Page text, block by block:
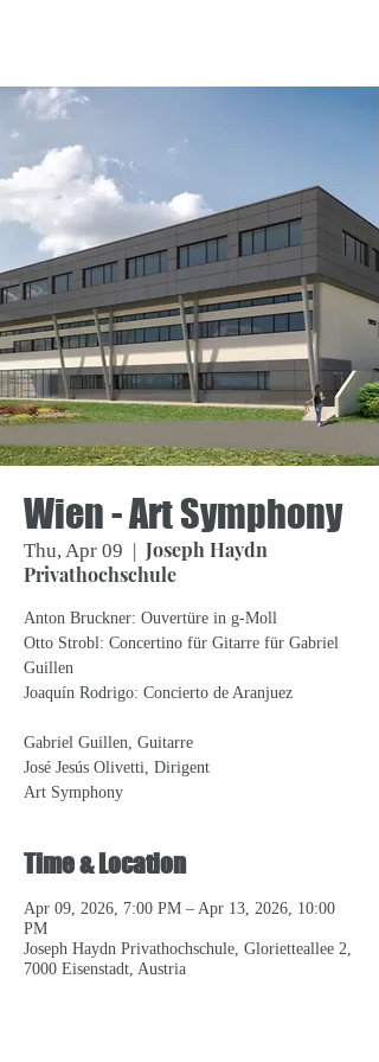
Wien - Art Symphony
Thu, Apr 09
  |
Joseph Haydn
Privathochschule
Anton Bruckner: Ouvertüre in g-Moll
Otto Strobl: Concertino für Gitarre für Gabriel
Guillen
Joaquín Rodrigo: Concierto de Aranjuez
Gabriel Guillen, Guitarre
José Jesús Olivetti, Dirigent
Art Symphony
Time & Location
Apr 09, 2026, 7:00 PM – Apr 13, 2026, 10:00
PM
Joseph Haydn Privathochschule, Glorietteallee 2,
7000 Eisenstadt, Austria